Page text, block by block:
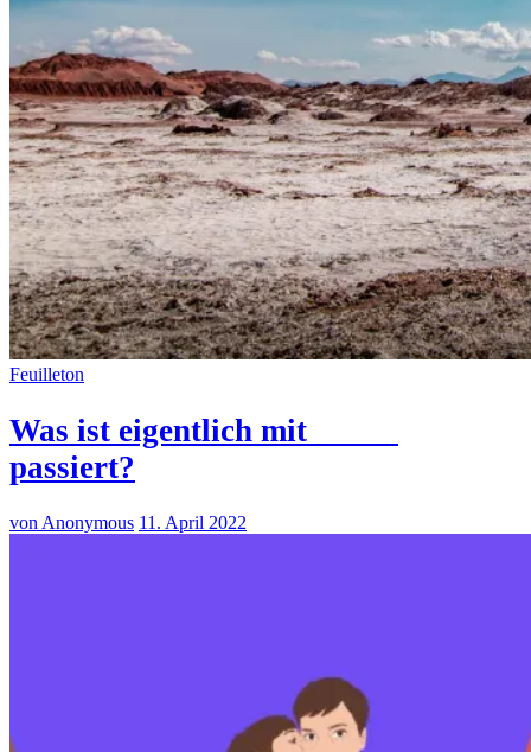
Feuilleton
Was ist eigentlich mit _____
passiert?
von Anonymous 11. April 2022